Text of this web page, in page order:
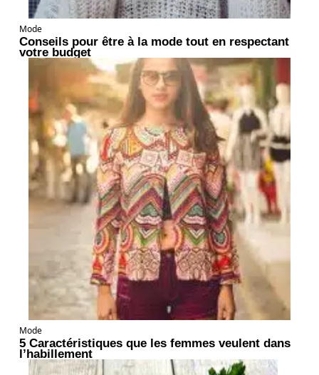
Mode
Conseils pour être à la mode tout en respectant
votre budget
Mode
5 Caractéristiques que les femmes veulent dans
l’habillement